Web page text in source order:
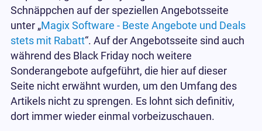
Schnäppchen auf der speziellen Angebotsseite
unter „Magix Software - Beste Angebote und Deals
stets mit Rabatt“. Auf der Angebotsseite sind auch
während des Black Friday noch weitere
Sonderangebote aufgeführt, die hier auf dieser
Seite nicht erwähnt wurden, um den Umfang des
Artikels nicht zu sprengen. Es lohnt sich definitiv,
dort immer wieder einmal vorbeizuschauen.